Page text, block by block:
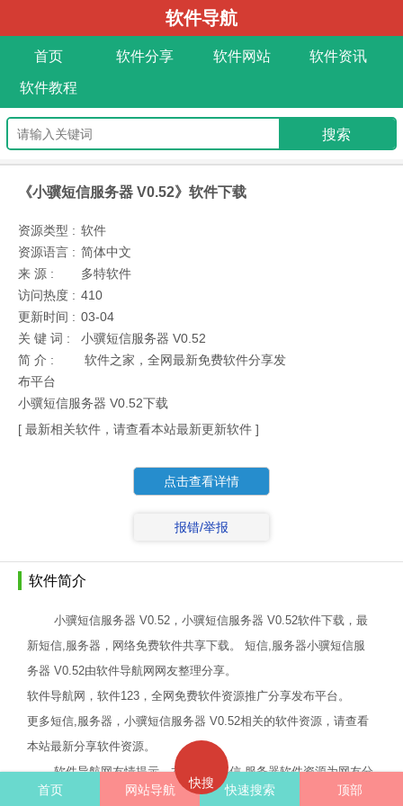
软件导航
首页 软件分享 软件网站 软件资讯
软件教程
《小骥短信服务器 V0.52》软件下载
资源类型 : 软件
资源语言 : 简体中文
来 源 :
多特软件
访问热度 : 410
更新时间 : 03-04
关 键 词 :
小骥短信服务器 V0.52
简 介 :
软件之家，全网最新免费软件分享发
布平台
小骥短信服务器 V0.52下载
[ 最新相关软件，请查看本站最新更新软件 ]
点击查看详情
报错/举报
软件简介
小骥短信服务器 V0.52，小骥短信服务器 V0.52软件下载，最
新短信,服务器，网络免费软件共享下载。 短信,服务器小骥短信服
务器 V0.52由软件导航网网友整理分享。
软件导航网，软件123，全网免费软件资源推广分享发布平台。
更多短信,服务器，小骥短信服务器 V0.52相关的软件资源，请查看
本站最新分享软件资源。
软件导航网友情提示，本站所有短信,服务器软件资源为网友分
享，网站只提供软件资源网址分享导航服务。
快搜
首页 网站导航 快速搜索 顶部